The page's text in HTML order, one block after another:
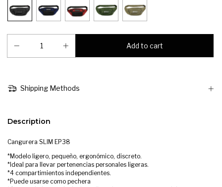
Shipping Methods
Description
Cangurera SLIM EP38
*Modelo ligero, pequeño, ergonómico, discreto.
*Ideal para llevar pertenencias personales ligeras.
*4 compartimientos independientes.
*Puede usarse como pechera